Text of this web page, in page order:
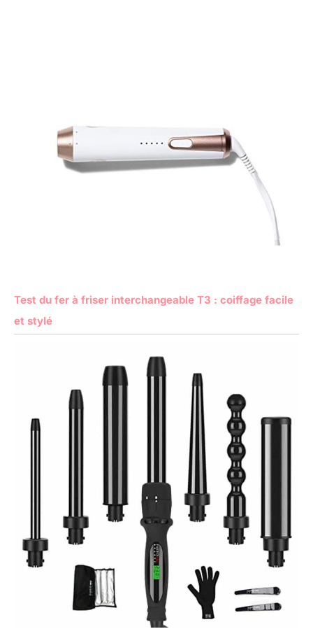
Test du fer à friser interchangeable T3 : coiffage facile
et stylé